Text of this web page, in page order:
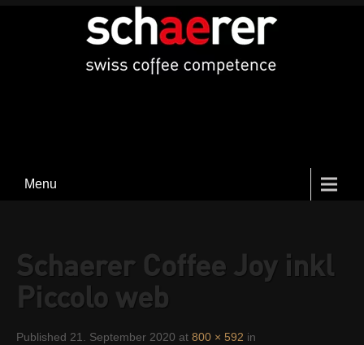
Menu
Schaerer Coffee Joy inkl
Piccolo web
Published 21. September 2020 at 800 × 592 in